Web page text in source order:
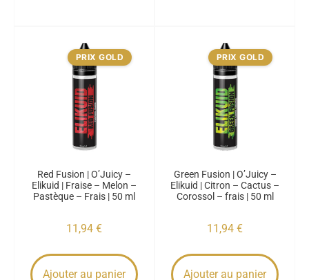
PRIX GOLD
Red Fusion | O’Juicy –
Elikuid | Fraise – Melon –
Pastèque – Frais | 50 ml
11,94 €
Ajouter au panier
PRIX GOLD
Green Fusion | O’Juicy –
Elikuid | Citron – Cactus –
Corossol – frais | 50 ml
11,94 €
Ajouter au panier